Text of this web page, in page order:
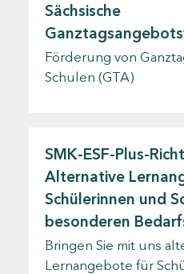
Sächsische
Förderung von
Schulen (GTA)
SMK-ESF-Plus-
Alternative
Schülerinnen und
besonderen
Bringen Sie mit uns
Lernangebote für